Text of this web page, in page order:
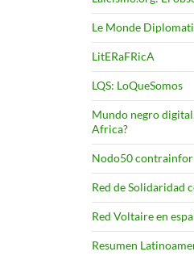
Le Monde
LitERaFRicA
LQS: LoQueSomos
Mundo negro
Africa?
Nodo50
Red de Solidaridad
Red Voltaire en
Resumen